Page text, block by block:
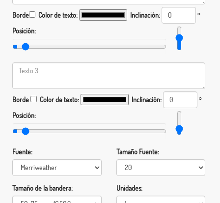
Borde Color de texto: Inclinación:
°
Posición:
Borde Color de texto: Inclinación:
°
Posición:
Fuente: Tamaño Fuente:
Tamaño de la bandera: Unidades: